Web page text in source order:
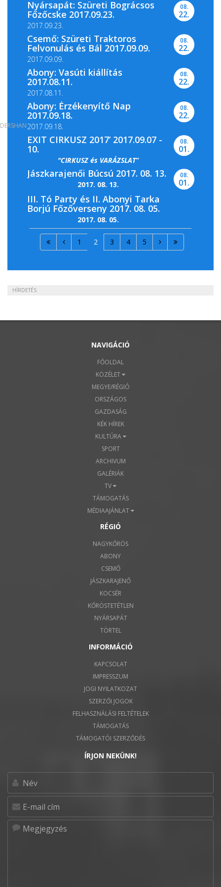
Nyársapát: Szüreti Bográcsos
Főzőcske 2017.09.23.
2017.09.23.
08.
22.
Csemő: Szüreti Traktoros
Felvonulás és Bál 2017.09.09.
2017.09.09.
08.
22.
Abony: Vasúti kiállítás
2017.08.11.
2017.08.11.
08.
22.
Abony: Érzékenyítő Nap
2017.09.18.
2017.09.18.
08.
22.
EXIT CIRKUSZ 2017’ 2017.09.07 -
10.
"CIRKUSZ és VARÁZSLAT”
08.
01.
Jászkarajenői Búcsú 2017. 08. 13.
2017. 08. 13.
08.
01.
III. Tó Party és II. Abonyi Tarka
Borjú Főzőverseny 2017. 08. 05.
2017. 08. 05.
1 2 3 4 5
HÍRDETÉS
NAVIGÁCIÓ
FŐOLDAL
KÖZÉLET
MEGYE/RÉGIÓ
ORSZÁGOS
GAZDASÁG
KÉK HÍREK
KULTÚRA
SPORT
ARCHIVUM
GALÉRIÁK
TV
TÁMOGATÁS
MÉDIAAJÁNLAT
RÉGIÓ
NAGYKŐRÖS
ABONY
CSEMŐ
JÁSZKARAJENŐ
KOCSÉR
KŐRÖSTETÉTLEN
NYÁRSAPÁT
TÖRTEL
DERSHAN
INFORMÁCIÓ
KAPCSOLAT
IMPRESSZUM
JOGI NYILATKOZAT
SZERZŐI JOGOK
FELHASZNÁLÁSI FELTÉTELEK
TÁMOGATÁS
TÁMOGATÓI SZERZŐDÉS
ÍRJON NEKÜNK!